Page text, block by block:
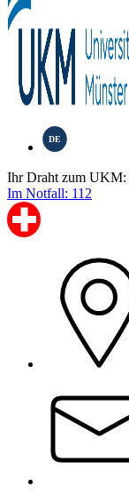
DE
Ihr Draht zum UKM:
Im Notfall: 112